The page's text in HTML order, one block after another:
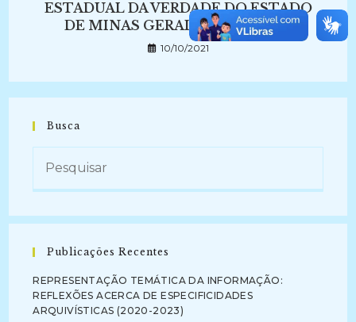
ESTADUAL DA VERDADE DO ESTADO
DE MINAS GERAIS (2017 – 2020)
10/10/2021
Busca
Publicações Recentes
REPRESENTAÇÃO TEMÁTICA DA INFORMAÇÃO:
REFLEXÕES ACERCA DE ESPECIFICIDADES
ARQUIVÍSTICAS (2020-2023)